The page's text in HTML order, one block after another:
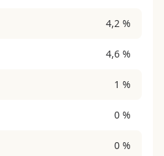
4,2 %
4,6 %
1 %
0 %
0 %